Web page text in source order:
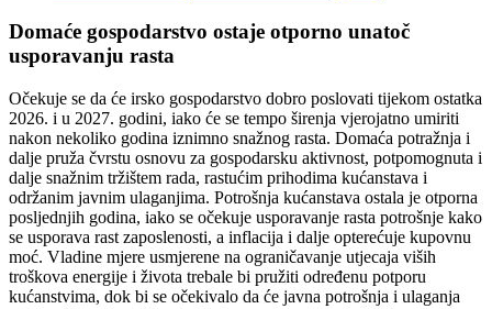
Domaće gospodarstvo ostaje otporno unatoč
usporavanju rasta
Očekuje se da će irsko gospodarstvo dobro poslovati tijekom ostatka
2026. i u 2027. godini, iako će se tempo širenja vjerojatno umiriti
nakon nekoliko godina iznimno snažnog rasta. Domaća potražnja i
dalje pruža čvrstu osnovu za gospodarsku aktivnost, potpomognuta i
dalje snažnim tržištem rada, rastućim prihodima kućanstava i
održanim javnim ulaganjima. Potrošnja kućanstava ostala je otporna
posljednjih godina, iako se očekuje usporavanje rasta potrošnje kako
se usporava rast zaposlenosti, a inflacija i dalje opterećuje kupovnu
moć. Vladine mjere usmjerene na ograničavanje utjecaja viših
troškova energije i života trebale bi pružiti određenu potporu
kućanstvima, dok bi se očekivalo da će javna potrošnja i ulaganja